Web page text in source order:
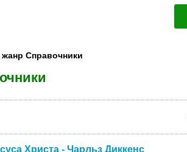
жанр Справочники
Христа - Чарльз Диккенс